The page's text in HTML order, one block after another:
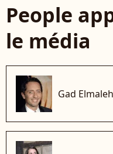
People
le média
Gad Elmaleh